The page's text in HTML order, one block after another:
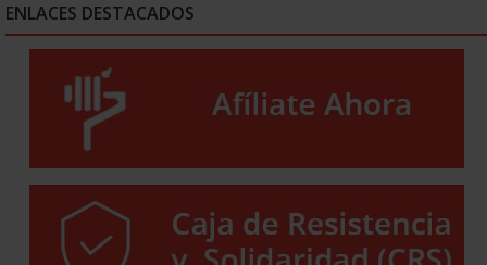
ENLACES DESTACADOS